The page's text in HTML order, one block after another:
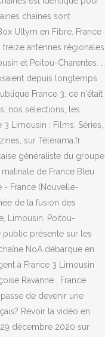
chaînes sont
Ultym en Fibre. France
antennes régionales
et Poitou-Charentes. …
depuis longtemps
France 3, ce n'était
nos sélections, les
Limousin : Films, Séries,
sur Télérama.fr
généraliste du groupe
de France Bleu
- France (Nouvelle-
de la fusion des
Limousin, Poitou-
public présente sur les
NoA débarque en
à France 3 Limousin
Ravanne , France
de devenir une
Revoir la vidéo en
décembre 2020 sur